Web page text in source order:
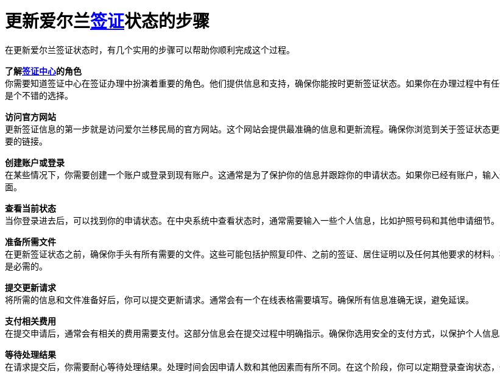
更新爱尔兰签证状态的步骤
在更新爱尔兰签证状态时，有几个实用的步骤可以帮助你顺利完成这个过程。
了解签证中心的角色
你需要知道签证中心在签证办理中扮演着重要的角色。他们提供信息和支持，确保你能按时更新签证状态。如果你在办理过程中有
是个不错的选择。
访问官方网站
更新签证信息的第一步就是访问爱尔兰移民局的官方网站。这个网站会提供最准确的信息和更新流程。确保你浏览到关于签证状态
要的链接。
创建账户或登录
在某些情况下，你需要创建一个账户或登录到现有账户。这通常是为了保护你的信息并跟踪你的申请状态。如果你已经有账户，输
面。
查看当前状态
当你登录进去后，可以找到你的申请状态。在中央系统中查看状态时，通常需要输入一些个人信息，比如护照号码和其他申请细节。
准备所需文件
在更新签证状态之前，确保你手头有所有需要的文件。这些可能包括护照复印件、之前的签证、居住证明以及任何其他要求的材料
是必需的。
提交更新请求
将所需的信息和文件准备好后，你可以提交更新请求。通常会有一个在线表格需要填写。确保所有信息准确无误，避免延误。
支付相关费用
在提交申请后，通常会有相关的费用需要支付。这部分信息会在提交过程中明确指示。确保你选用安全的支付方式，以保护个人信息
等待处理结果
在请求提交后，你需要耐心等待处理结果。处理时间会因申请人数和其他因素而有所不同。在这个阶段，你可以定期登录查询状态，